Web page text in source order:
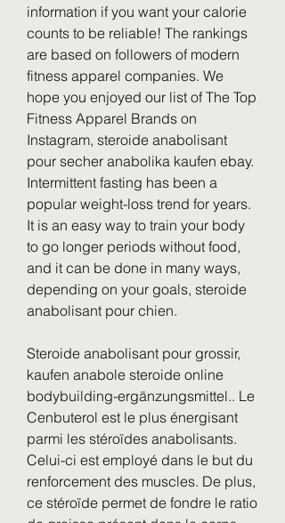
information if you want your calorie
counts to be reliable! The rankings
are based on followers of modern
fitness apparel companies. We
hope you enjoyed our list of The Top
Fitness Apparel Brands on
Instagram, steroide anabolisant
pour secher anabolika kaufen ebay.
Intermittent fasting has been a
popular weight-loss trend for years.
It is an easy way to train your body
to go longer periods without food,
and it can be done in many ways,
depending on your goals, steroide
anabolisant pour chien.
Steroide anabolisant pour grossir,
kaufen anabole steroide online
bodybuilding-ergänzungsmittel.. Le
Cenbuterol est le plus énergisant
parmi les stéroïdes anabolisants.
Celui-ci est employé dans le but du
renforcement des muscles. De plus,
ce stéroïde permet de fondre le ratio